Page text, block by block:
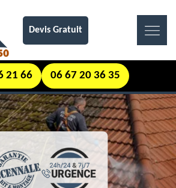
Devis Gratuit
21 66 06 67 20 36 35